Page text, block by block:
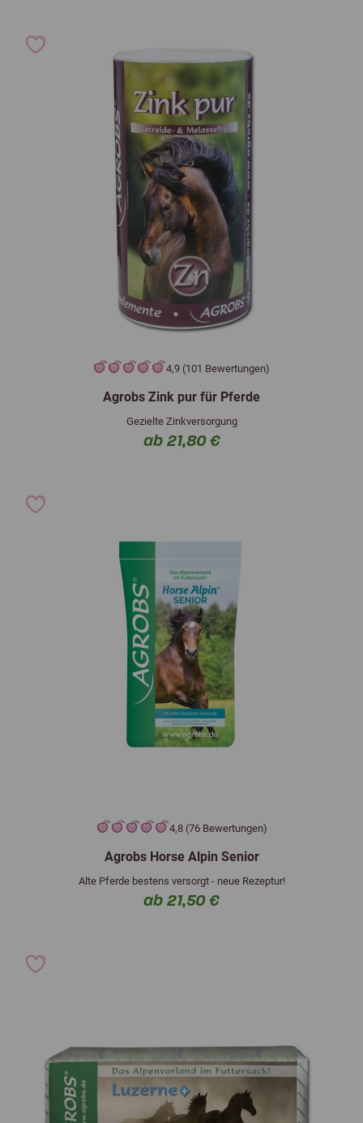
4,9 (101 Bewertungen)
Agrobs Zink pur für Pferde
Gezielte Zinkversorgung
ab 21,80 €
4,8 (76 Bewertungen)
Agrobs Horse Alpin Senior
Alte Pferde bestens versorgt - neue Rezeptur!
ab 21,50 €